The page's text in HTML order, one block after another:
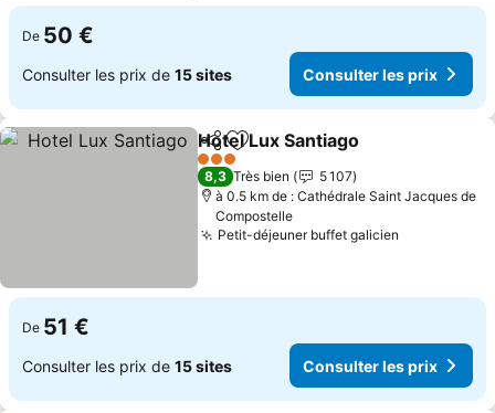
De 50 €
Consulter les prix de 15 sites Consulter les prix
PartagerAjouter à mes favoris
Hotel Lux Santiago
3 Étoiles
8,3 Très bien
5 107
à 0.5 km de : Cathédrale Saint Jacques de
Compostelle
Petit-déjeuner buffet galicien
De 51 €
Consulter les prix de 15 sites Consulter les prix